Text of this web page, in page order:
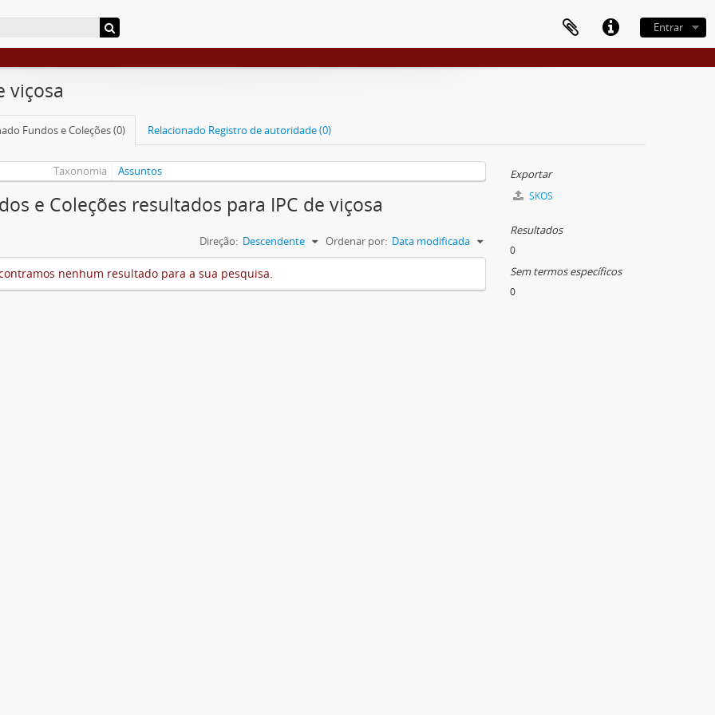
Entrar
viçosa
Fundos e Coleções (0) Relacionado Registro de autoridade (0)
Taxonomia Assuntos
e Coleções resultados para IPC de viçosa
Ordenar por: Data modificada
Direção: Descendente
nenhum resultado para a sua pesquisa.
Exportar
SKOS
Resultados
0
Sem termos específicos
0